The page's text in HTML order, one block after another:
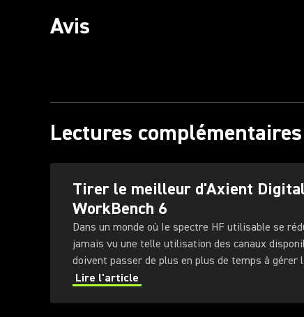
Avis
Lectures complémentaires
Tirer le meilleur d'Axient
WorkBench 6
Dans un monde où Ie spectre HF utilisable se
jamais vu une telle utilisation des canaux
doivent passer de plus en plus de temps à gérer
fréquence (RF) dans lesquels ils évoluent.
Lire l'article